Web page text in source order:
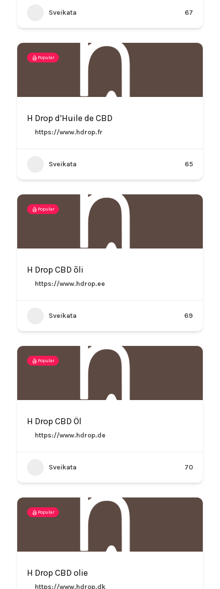
Sveikata 67
Popular
H Drop d’Huile de CBD
https://www.hdrop.fr
Sveikata 65
Popular
H Drop CBD õli
https://www.hdrop.ee
Sveikata 69
Popular
H Drop CBD Öl
https://www.hdrop.de
Sveikata 70
Popular
H Drop CBD olie
https://www.hdrop.dk